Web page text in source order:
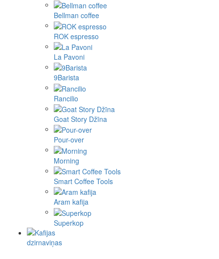
Bellman coffee
ROK espresso
La Pavoni
9Barista
Rancilio
Goat Story Džīna
Pour-over
Morning
Smart Coffee Tools
Aram kafija
Superkop